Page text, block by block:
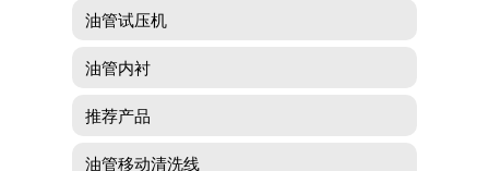
油管试压机
油管内衬
推荐产品
油管移动清洗线